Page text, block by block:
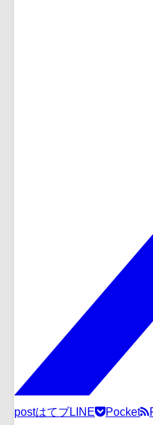
postはてブLINE Pocket